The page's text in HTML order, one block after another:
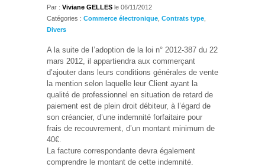
Par : Viviane GELLES le 06/11/2012
Catégories : Commerce électronique Contrats type
Divers
A la suite de l’adoption de la loi n° 2012-387 du 22
mars 2012, il appartiendra aux commerçant
d’ajouter dans leurs conditions générales de vente
la mention selon laquelle leur Client ayant la
qualité de professionnel en situation de retard de
paiement est de plein droit débiteur, à l’égard de
son créancier, d’une indemnité forfaitaire pour
frais de recouvrement, d’un montant minimum de
40€.
La facture correspondante devra également
comprendre le montant de cette indemnité.